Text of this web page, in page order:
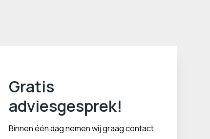
Gratis
adviesgesprek!
Binnen één dag nemen wij graag contact